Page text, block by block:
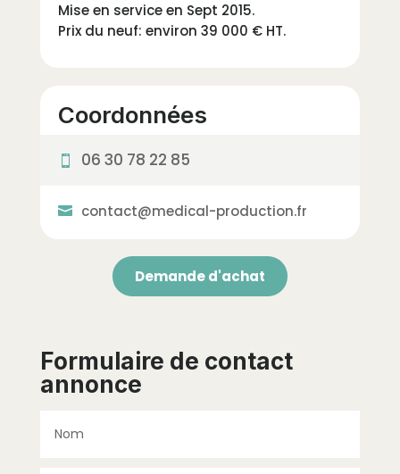
Mise en service en Sept 2015.
Prix du neuf: environ 39 000 € HT.
Coordonnées
06 30 78 22 85
contact@medical-production.fr
Demande d'achat
Formulaire de contact
annonce